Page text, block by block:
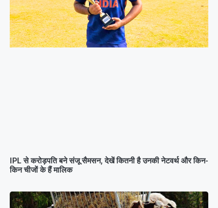
IPL से करोड़पति बने संजू सैमसन, देखें कितनी है उनकी नेटवर्थ और किन-
किन चीजों के हैं मालिक